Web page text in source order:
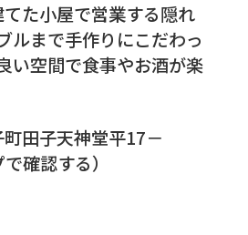
た小屋で営業する隠れ
ルまで手作りにこだわっ
い空間で食事やお酒が楽
田子天神堂平17－
確認する）